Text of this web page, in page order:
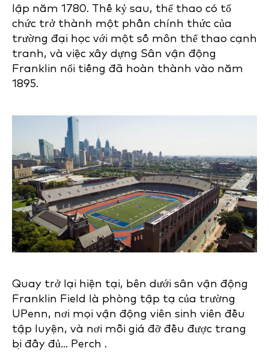
lập năm 1780. Thế kỷ sau, thể thao có tổ
chức trở thành một phần chính thức của
trường đại học với một số môn thể thao cạnh
tranh, và việc xây dựng Sân vận động
Franklin nổi tiếng đã hoàn thành vào năm
1895.
Quay trở lại hiện tại, bên dưới sân vận động
Franklin Field là phòng tập tạ của trường
UPenn, nơi mọi vận động viên sinh viên đều
tập luyện, và nơi mỗi giá đỡ đều được trang
bị đầy đủ... Perch .